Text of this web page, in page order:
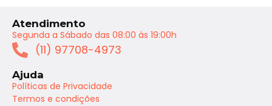
Atendimento
Segunda a Sábado das 08:00 às 19:00h
(11) 97708-4973
Ajuda
Políticas de Privacidade
Termos e condições